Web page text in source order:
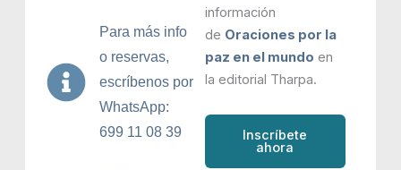
Para más info
o reservas,
escríbenos por
WhatsApp:
699 11 08 39
información
de Oraciones por la
paz en el mundo en
la editorial Tharpa.
Inscríbete
ahora